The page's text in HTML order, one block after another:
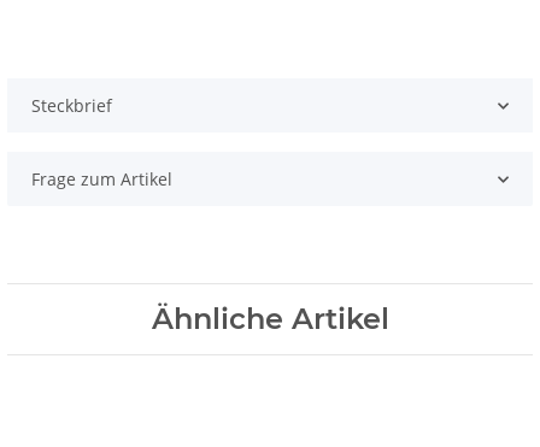
Steckbrief
Frage zum Artikel
Ähnliche Artikel